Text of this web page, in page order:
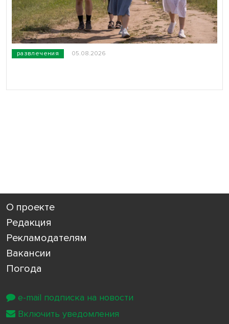
развлечения 05.08.2026
О проекте
Редакция
Рекламодателям
Вакансии
Погода
e-mail подписка на новости
Включить уведомления